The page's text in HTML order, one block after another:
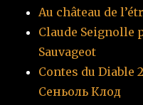
Au château de
Claude Seignolle
Sauvageot
Contes du Diable
Сеньоль Клод